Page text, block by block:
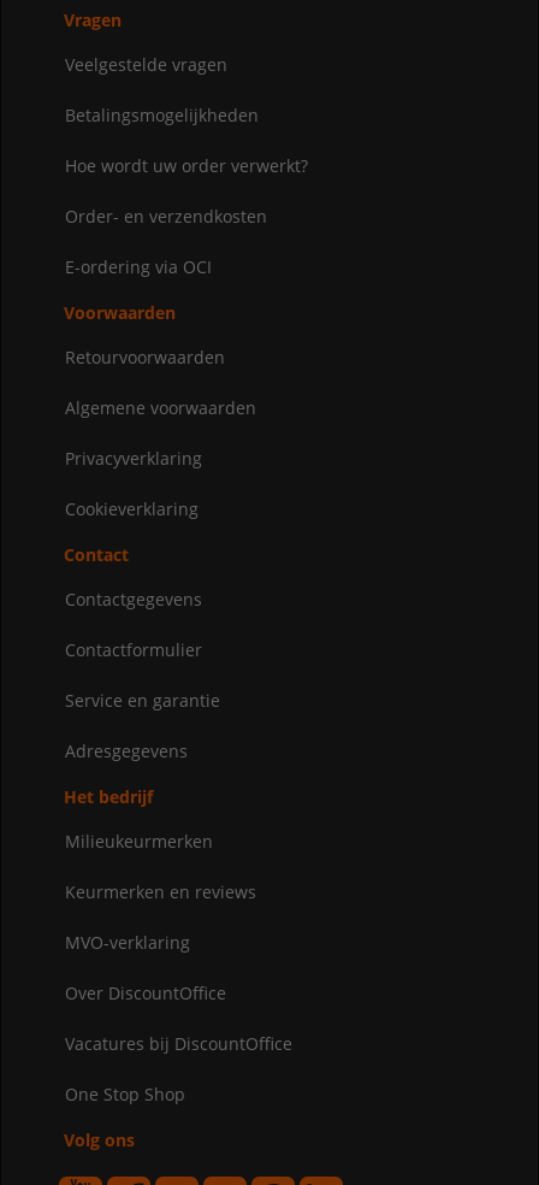
Vragen
Veelgestelde vragen
Betalingsmogelijkheden
Hoe wordt uw order verwerkt?
Order- en verzendkosten
E-ordering via OCI
Voorwaarden
Retourvoorwaarden
Algemene voorwaarden
Privacyverklaring
Cookieverklaring
Contact
Contactgegevens
Contactformulier
Service en garantie
Adresgegevens
Het bedrijf
Milieukeurmerken
Keurmerken en reviews
MVO-verklaring
Over DiscountOffice
Vacatures bij DiscountOffice
One Stop Shop
Volg ons